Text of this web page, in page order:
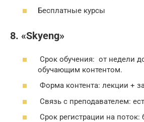
Бecплaтныe кypcы
8. «Skyeng»
Срок обучения: от недели
обучающим контентом.
Форма контента: лекции +
Связь с преподавателем:
Срок регистрации на поток: